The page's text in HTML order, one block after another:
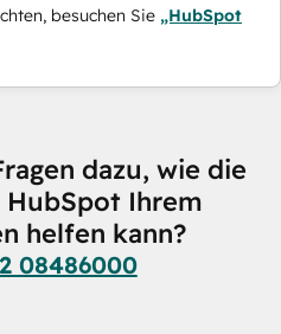
besuchen Sie „HubSpot
dazu, wie die
Ihrem
helfen kann?
08486000